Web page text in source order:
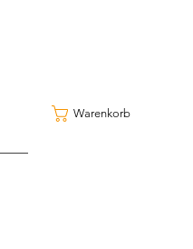
Warenkorb